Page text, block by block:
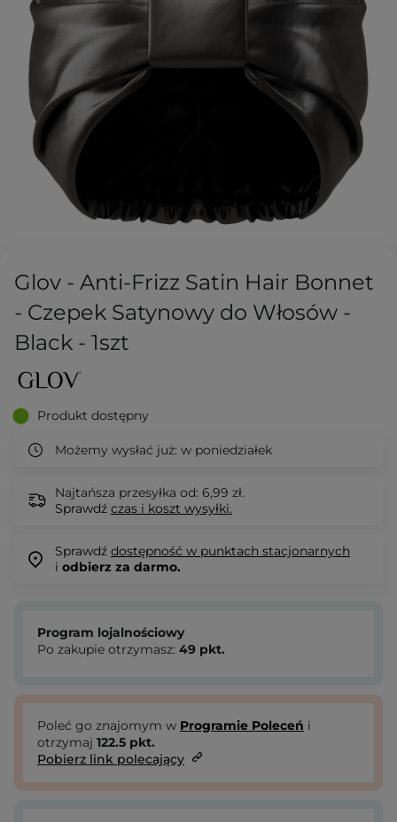
Glov - Anti-Frizz Satin Hair Bonnet
- Czepek Satynowy do Włosów -
Black - 1szt
Produkt dostępny
Możemy wysłać już: w poniedziałek
Najtańsza przesyłka od: 6,99 zł.
Sprawdź czas i koszt wysyłki.
Sprawdź dostępność w punktach stacjonarnych
i odbierz za darmo.
Program lojalnościowy
Po zakupie otrzymasz: 49 pkt.
Poleć go znajomym w Programie Poleceń i
otrzymaj 122.5 pkt.
Pobierz link polecający